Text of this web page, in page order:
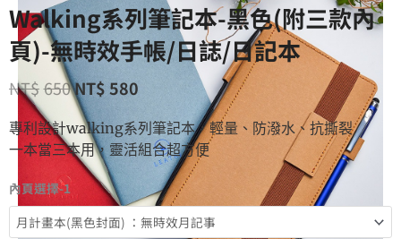
Walking系列筆記本-黑色(附三款內
頁)-無時效手帳/日誌/日記本
NT$650NT$580
專利設計walking系列筆記本，輕量、防潑水、抗撕裂
一本當三本用，靈活組合超方便
內頁選擇-1